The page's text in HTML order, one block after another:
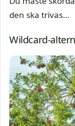
den ska trivas…
Wildcard-